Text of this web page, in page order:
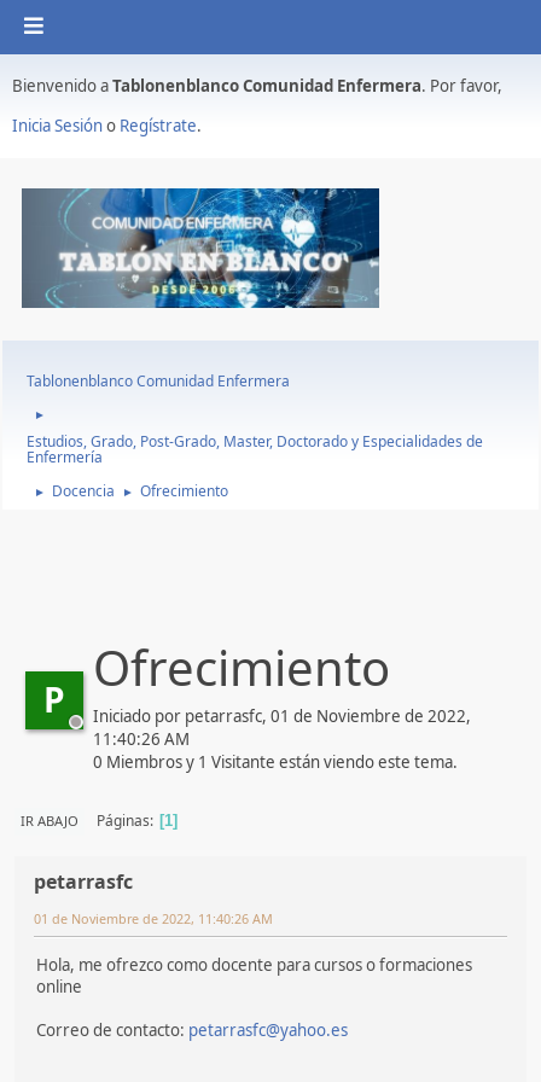
Bienvenido aTablonenblanco Comunidad Enfermera. Por favor,
Inicia Sesióno Regístrate.
Tablonenblanco Comunidad Enfermera
►
Estudios, Grado, Post-Grado, Master, Doctorado y Especialidades de
Enfermería
► Docencia ► Ofrecimiento
P Ofrecimiento
Iniciado por petarrasfc, 01 de Noviembre de 2022,
11:40:26 AM
0 Miembros y 1 Visitante están viendo este tema.
IR ABAJO Páginas 1
petarrasfc
01 de Noviembre de 2022, 11:40:26 AM
Hola, me ofrezco como docente para cursos o formaciones
online
Correo de contacto: petarrasfc@yahoo.es